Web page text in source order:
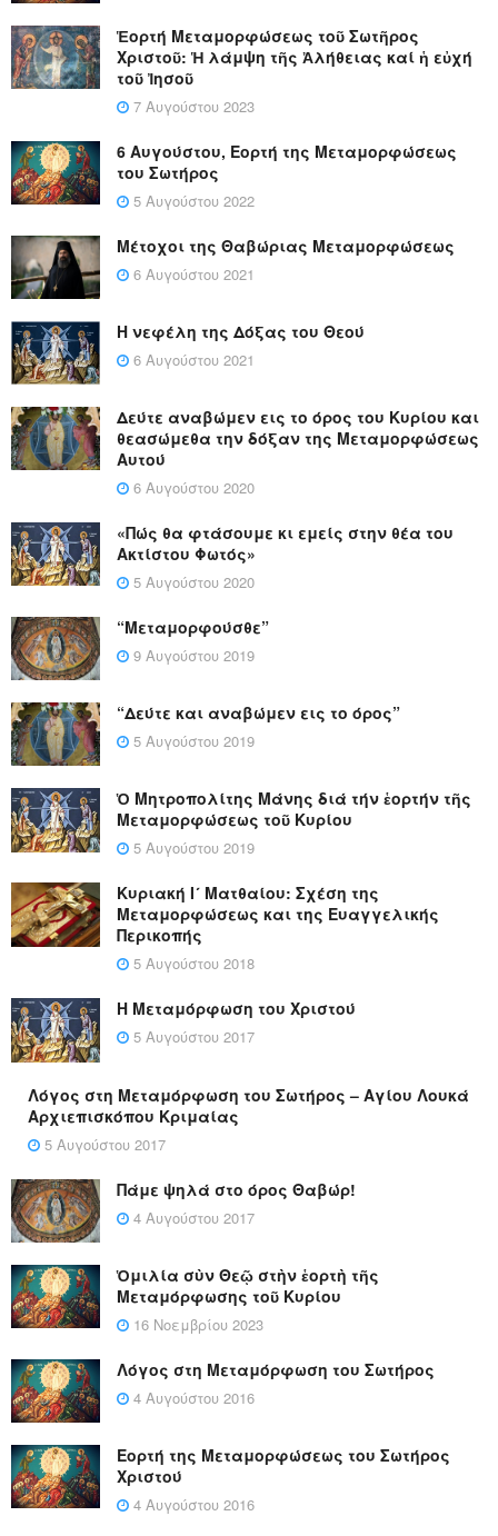
Ἑορτή Μεταμορφώσεως τοῦ Σωτῆρος
Χριστοῦ: Ἡ λάμψη τῆς Ἀλήθειας καί ἡ εὐχή
τοῦ Ἰησοῦ
7 Αυγούστου 2023
6 Αυγούστου, Εορτή της Μεταμορφώσεως
του Σωτήρος
5 Αυγούστου 2022
Μέτοχοι της Θαβώριας Μεταμορφώσεως
6 Αυγούστου 2021
Η νεφέλη της Δόξας του Θεού
6 Αυγούστου 2021
Δεύτε αναβώμεν εις το όρος του Κυρίου και
θεασώμεθα την δόξαν της Μεταμορφώσεως
Αυτού
6 Αυγούστου 2020
«Πώς θα φτάσουμε κι εμείς στην θέα του
Ακτίστου Φωτός»
5 Αυγούστου 2020
“Μεταμορφούσθε”
9 Αυγούστου 2019
“Δεύτε και αναβώμεν εις το όρος”
5 Αυγούστου 2019
Ὁ Μητροπολίτης Μάνης διά τήν ἑορτήν τῆς
Μεταμορφώσεως τοῦ Κυρίου
5 Αυγούστου 2019
Κυριακή Ι´ Ματθαίου: Σχέση της
Μεταμορφώσεως και της Ευαγγελικής
Περικοπής
5 Αυγούστου 2018
Η Μεταμόρφωση του Χριστού
5 Αυγούστου 2017
Λόγος στη Μεταμόρφωση του Σωτήρος – Αγίου Λουκά
Αρχιεπισκόπου Κριμαίας
5 Αυγούστου 2017
Πάμε ψηλά στο όρος Θαβώρ!
4 Αυγούστου 2017
Ὁμιλία σὺν Θεῷ στὴν ἑορτὴ τῆς
Μεταμόρφωσης τοῦ Κυρίου
16 Νοεμβρίου 2023
Λόγος στη Μεταμόρφωση του Σωτήρος
4 Αυγούστου 2016
Εορτή της Μεταμορφώσεως του Σωτήρος
Χριστού
4 Αυγούστου 2016